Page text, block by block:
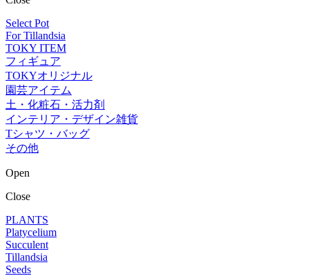
Select Pot
For Tillandsia
TOKY ITEM
フィギュア
TOKYオリジナル
園芸アイテム
土・化粧石・活力剤
インテリア・デザイン雑貨
Tシャツ・バッグ
その他
Open
Close
PLANTS
Platycelium
Succulent
Tillandsia
Seeds